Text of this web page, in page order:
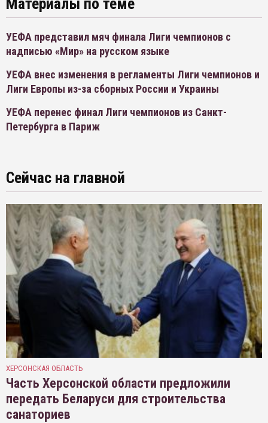
Материалы по теме
УЕФА представил мяч финала Лиги чемпионов с
надписью «Мир» на русском языке
УЕФА внес изменения в регламенты Лиги чемпионов и
Лиги Европы из-за сборных России и Украины
УЕФА перенес финал Лиги чемпионов из Санкт-
Петербурга в Париж
Сейчас на главной
ХЕРСОНСКАЯ ОБЛАСТЬ
Часть Херсонской области предложили
передать Беларуси для строительства
санаториев